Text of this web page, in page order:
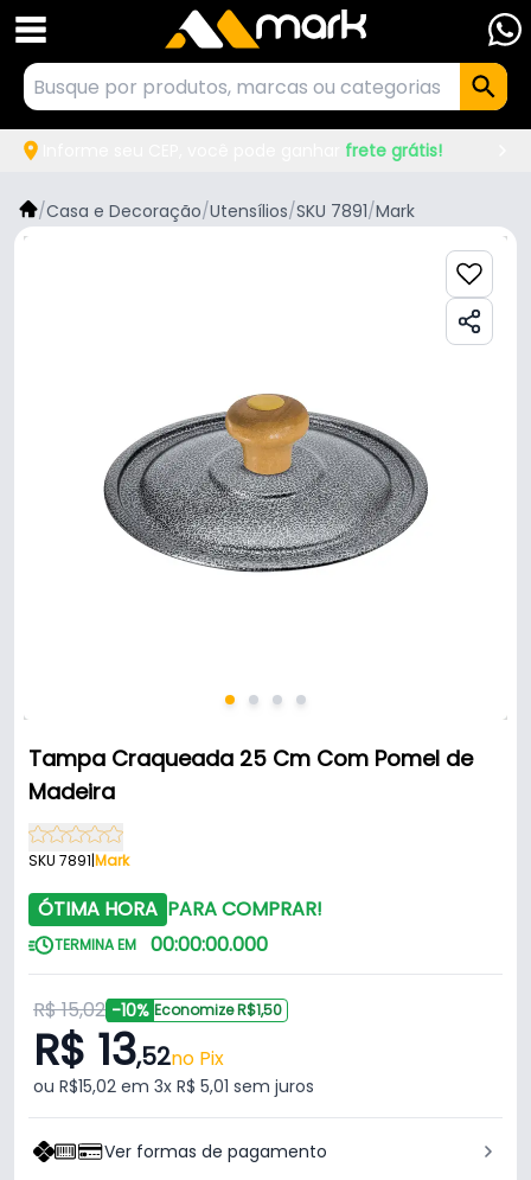
frete grátis!
/Casa e Decoração/Utensílios/SKU 7891/Mark
Tampa Craqueada 25 Cm Com Pomel de
Madeira
SKU 7891|Mark
ÓTIMA HORA PARA COMPRAR!
TERMINA EM 00:00:00.000
R$ 15,02 -10% Economize R$1,50
R$ 13,52no Pix
ou R$15,02 em 3x R$ 5,01 sem juros
Ver formas de pagamento